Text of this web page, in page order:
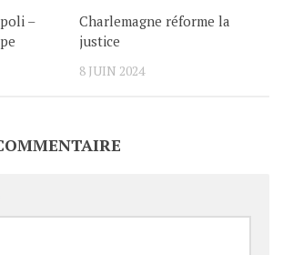
–
Charlemagne réforme la
justice
8 JUIN 2024